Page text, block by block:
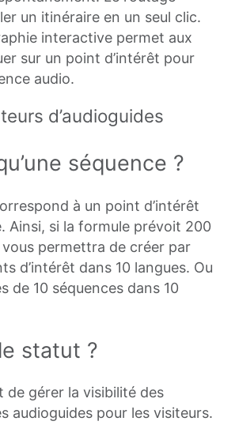
un itinéraire en un seul clic.
interactive permet aux
sur un point d’intérêt pour
audio.
d’audioguides
séquence ?
à un point d’intérêt
Ainsi, si la formule prévoit 200
vous permettra de créer par
d’intérêt dans 10 langues. Ou
de 10 séquences dans 10
statut ?
de gérer la visibilité des
audioguides pour les visiteurs.